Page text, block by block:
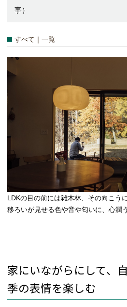
事）
すべて｜一覧
LDKの目の前には雑木林、その向こう
移ろいが見せる色や音や匂いに、心潤
家にいながらにして、
季の表情を楽しむ